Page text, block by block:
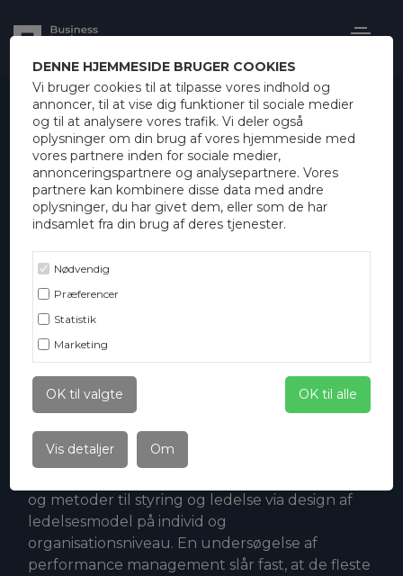
DENNE HJEMMESIDE BRUGER COOKIES
Vi bruger cookies til at tilpasse vores indhold og
annoncer, til at vise dig funktioner til sociale medier
og til at analysere vores trafik. Vi deler også
oplysninger om din brug af vores hjemmeside med
vores partnere inden for sociale medier,
annonceringspartnere og analysepartnere. Vores
partnere kan kombinere disse data med andre
oplysninger, du har givet dem, eller som de har
indsamlet fra din brug af deres tjenester.
Nødvendig
Præferencer
Statistik
Marketing
OK til valgte OK til alle
Vis detaljer Om
På kurset ”Dynamic Management Models” er
og metoder til styring og ledelse via design af
ledelsesmodel på individ og
organisationsniveau. En undersøgelse af
performance management slår fast, at de fleste
X